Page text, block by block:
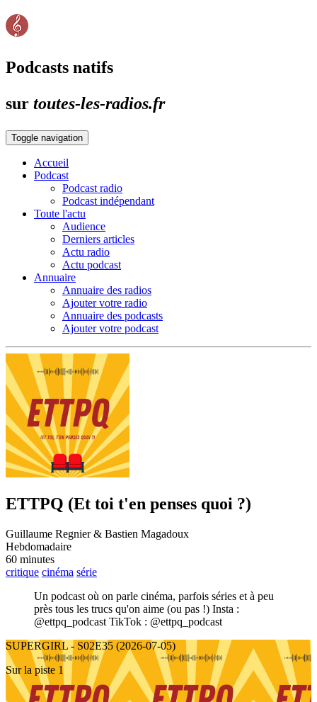
Podcasts natifs
sur toutes-les-radios.fr
Toggle navigation
Accueil
Podcast
Podcast radio
Podcast indépendant
Toute l'actu
Audience
Derniers articles
Actu radio
Actu podcast
Annuaire
Annuaire des radios
Ajouter votre radio
Annuaire des podcasts
Ajouter votre podcast
ETTPQ (Et toi t'en penses quoi ?)
Guillaume Regnier & Bastien Magadoux
Hebdomadaire
60 minutes
critique cinéma série
Un podcast où on parle cinéma, parfois séries et à peu
près tous les trucs qu'on aime (ou pas !) Insta :
@ettpq_podcast TikTok : @ettpq_podcast
SUPERGIRL - S02E35 (2026-07-05)
Sur la piste 1